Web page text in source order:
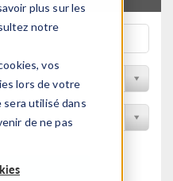
plus sur les
notre
vos
lors de votre
utilisé dans
de ne pas